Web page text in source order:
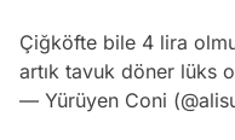
Çiğköfte bile 4 lira
artık tavuk döner lüks
— Yürüyen Coni